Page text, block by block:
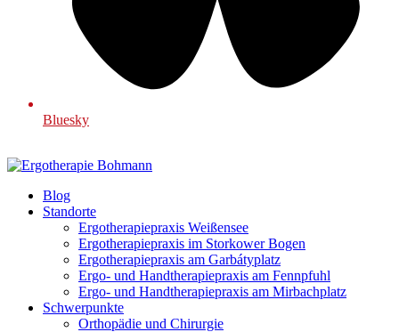
Bluesky
Blog
Standorte
Ergotherapiepraxis Weißensee
Ergotherapiepraxis im Storkower Bogen
Ergotherapiepraxis am Garbátyplatz
Ergo- und Handtherapiepraxis am Fennpfuhl
Ergo- und Handtherapiepraxis am Mirbachplatz
Schwerpunkte
Orthopädie und Chirurgie